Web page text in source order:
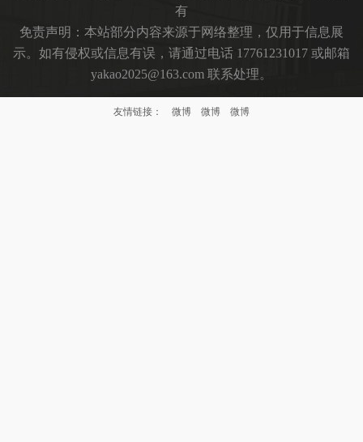
有
免责声明：本站部分内容来源于网络整理，仅用于信息展
示。如有侵权或信息有误，请通过电话 17761231017 或邮箱
yakao2025@163.com 联系处理。
友情链接： 微博 微博 微博